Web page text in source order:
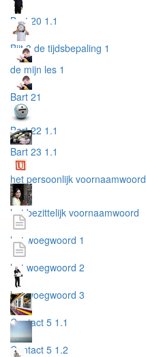
Bart 20 1.1
Bijt 3 de tijdsbepaling 1
de mijn les 1
Bart 21
Bart 22 1.1
Bart 23 1.1
het persoonlijk voornaamwoord
het bezittelijk voornaamwoord
het woegwoord 1
het woegwoord 2
het woegwoord 3
Contact 5 1.1
Contact 5 1.2